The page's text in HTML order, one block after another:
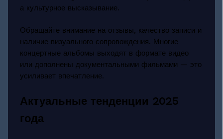
а культурное высказывание.
Обращайте внимание на отзывы, качество записи и
наличие визуального сопровождения. Многие
концертные альбомы выходят в формате видео
или дополнены документальными фильмами — это
усиливает впечатление.
Актуальные тенденции 2025
года